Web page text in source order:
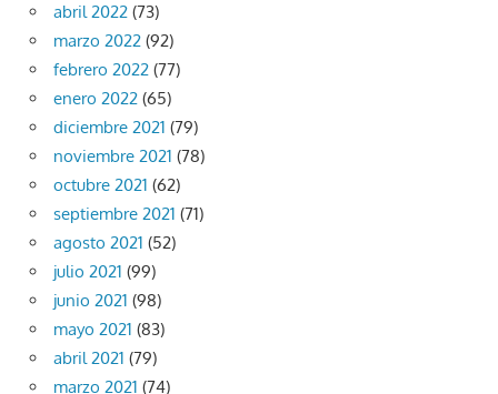
abril 2022 (73)
marzo 2022 (92)
febrero 2022 (77)
enero 2022 (65)
diciembre 2021 (79)
noviembre 2021 (78)
octubre 2021 (62)
septiembre 2021 (71)
agosto 2021 (52)
julio 2021 (99)
junio 2021 (98)
mayo 2021 (83)
abril 2021 (79)
marzo 2021 (74)